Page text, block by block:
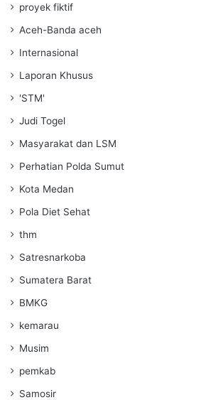
proyek fiktif
Aceh-Banda aceh
Internasional
Laporan Khusus
'STM'
Judi Togel
Masyarakat dan LSM
Perhatian Polda Sumut
Kota Medan
Pola Diet Sehat
thm
Satresnarkoba
Sumatera Barat
BMKG
kemarau
Musim
pemkab
Samosir